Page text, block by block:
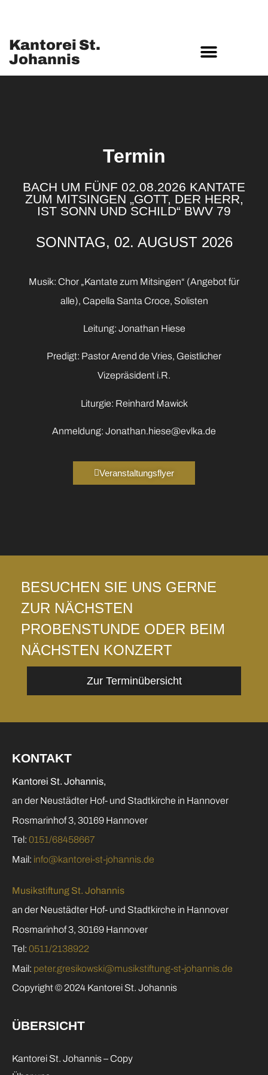
Kantorei St.
Johannis
Termin
BACH UM FÜNF 02.08.2026 KANTATE
ZUM MITSINGEN „GOTT, DER HERR,
IST SONN UND SCHILD“ BWV 79
SONNTAG, 02. AUGUST 2026
Musik: Chor „Kantate zum Mitsingen“ (Angebot für
alle), Capella Santa Croce, Solisten
Leitung: Jonathan Hiese
Predigt: Pastor Arend de Vries, Geistlicher
Vizepräsident i.R.
Liturgie: Reinhard Mawick
Anmeldung: Jonathan.hiese@evlka.de
Veranstaltungsflyer
BESUCHEN SIE UNS GERNE
ZUR NÄCHSTEN
PROBENSTUNDE ODER BEIM
NÄCHSTEN KONZERT
Zur Terminübersicht
KONTAKT
Kantorei St. Johannis,
an der Neustädter Hof- und Stadtkirche in Hannover
Rosmarinhof 3, 30169 Hannover
Tel: 0151/68458667
Mail: info@kantorei-st-johannis.de
Musikstiftung St. Johannis
an der Neustädter Hof- und Stadtkirche in Hannover
Rosmarinhof 3, 30169 Hannover
Tel: 0511/2138922
Mail: peter.gresikowski@musikstiftung-st-johannis.de
Copyright © 2024 Kantorei St. Johannis
ÜBERSICHT
Kantorei St. Johannis – Copy